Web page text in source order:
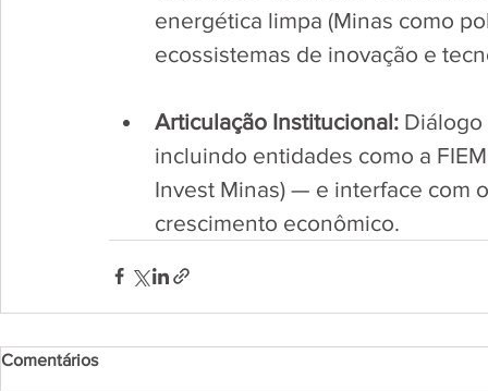
energética limpa (Minas como
ecossistemas de inovação e
Articulação Institucional:
incluindo entidades como a
Invest Minas) — e interface com
crescimento econômico.
Comentários